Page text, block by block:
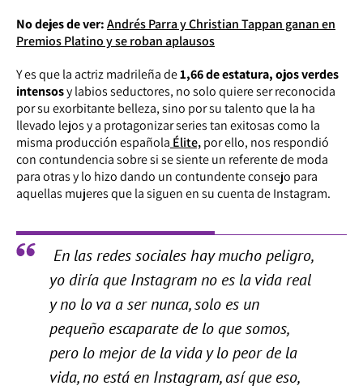
No dejes de ver:Andrés Parra y Christian Tappan ganan en
Premios Platino y se roban aplausos
Y es que la actriz madrileña de1,66 de estatura, ojos verdes
intensosy labios seductores, no solo quiere ser reconocida
por su exorbitante belleza, sino por su talento que la ha
llevado lejos y a protagonizar series tan exitosas como la
misma producción española Élite,por ello, nos respondió
con contundencia sobre si se siente un referente de moda
para otras y lo hizo dando un contundente consejo para
aquellas mujeres que la siguen en su cuenta de Instagram.
En las redes sociales hay mucho peligro,
yo diría que Instagram no es la vida real
y no lo va a ser nunca, solo es un
pequeño escaparate de lo que somos,
pero lo mejor de la vida y lo peor de la
vida, no está en Instagram, así que eso,